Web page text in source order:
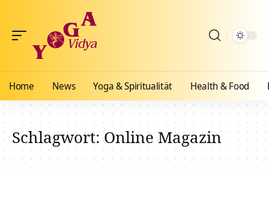
Home News Yoga & Spiritualität Health & Food
Schlagwort:Online Magazin